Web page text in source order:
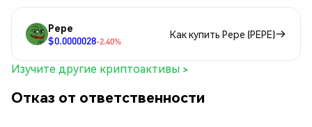
Pepe
$0.0000028-2.40%
Как купить Pepe (PEPE)
Изучите другие криптоактивы >
Отказ от ответственности